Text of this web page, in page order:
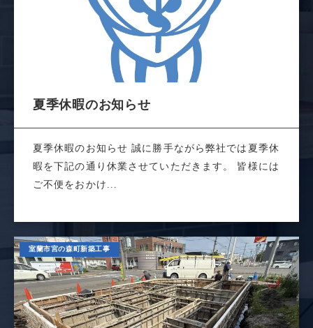
夏季休暇のお知らせ
夏季休暇のお知らせ 誠に勝手ながら弊社では夏季休
暇を下記の通り休業させていただきます。 皆様には
ご不便をおかけ...
室蘭市宮の森町新築工事